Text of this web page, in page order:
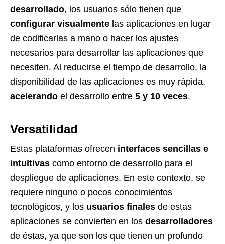
desarrollado, los usuarios sólo tienen que
configurar visualmente las aplicaciones en lugar
de codificarlas a mano o hacer los ajustes
necesarios para desarrollar las aplicaciones que
necesiten. Al reducirse el tiempo de desarrollo, la
disponibilidad de las aplicaciones es muy rápida,
acelerando el desarrollo entre 5 y 10 veces.
Versatilidad
Estas plataformas ofrecen interfaces sencillas e
intuitivas como entorno de desarrollo para el
despliegue de aplicaciones. En este contexto, se
requiere ninguno o pocos conocimientos
tecnológicos, y los usuarios finales de estas
aplicaciones se convierten en los desarrolladores
de éstas, ya que son los que tienen un profundo